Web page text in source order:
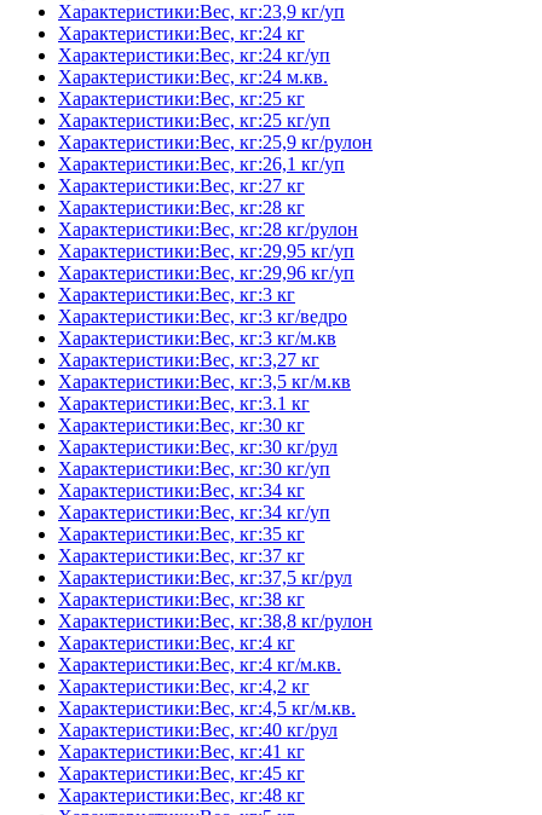
Характеристики:Вес, кг:23,9 кг/уп
Характеристики:Вес, кг:24 кг
Характеристики:Вес, кг:24 кг/уп
Характеристики:Вес, кг:24 м.кв.
Характеристики:Вес, кг:25 кг
Характеристики:Вес, кг:25 кг/уп
Характеристики:Вес, кг:25,9 кг/рулон
Характеристики:Вес, кг:26,1 кг/уп
Характеристики:Вес, кг:27 кг
Характеристики:Вес, кг:28 кг
Характеристики:Вес, кг:28 кг/рулон
Характеристики:Вес, кг:29,95 кг/уп
Характеристики:Вес, кг:29,96 кг/уп
Характеристики:Вес, кг:3 кг
Характеристики:Вес, кг:3 кг/ведро
Характеристики:Вес, кг:3 кг/м.кв
Характеристики:Вес, кг:3,27 кг
Характеристики:Вес, кг:3,5 кг/м.кв
Характеристики:Вес, кг:3.1 кг
Характеристики:Вес, кг:30 кг
Характеристики:Вес, кг:30 кг/рул
Характеристики:Вес, кг:30 кг/уп
Характеристики:Вес, кг:34 кг
Характеристики:Вес, кг:34 кг/уп
Характеристики:Вес, кг:35 кг
Характеристики:Вес, кг:37 кг
Характеристики:Вес, кг:37,5 кг/рул
Характеристики:Вес, кг:38 кг
Характеристики:Вес, кг:38,8 кг/рулон
Характеристики:Вес, кг:4 кг
Характеристики:Вес, кг:4 кг/м.кв.
Характеристики:Вес, кг:4,2 кг
Характеристики:Вес, кг:4,5 кг/м.кв.
Характеристики:Вес, кг:40 кг/рул
Характеристики:Вес, кг:41 кг
Характеристики:Вес, кг:45 кг
Характеристики:Вес, кг:48 кг